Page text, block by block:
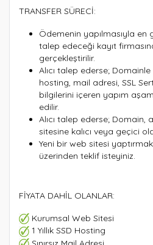
TRANSFER SÜRECİ:
Ödemenin yapılmasıyla en
talep edeceği kayıt
gerçekleştirilir.
Alıcı talep ederse; Domainle
hosting, mail adresi, SSL
bilgilerini içeren yapım
edilir.
Alıcı talep ederse; Domain,
sitesine kalıcı veya geçici
Yeni bir web sitesi
üzerinden teklif isteyiniz.
FİYATA DAHİL OLANLAR:
Kurumsal Web Sitesi
1 Yıllık SSD Hosting